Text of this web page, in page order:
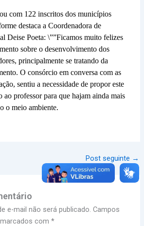
com 122 inscritos dos municípios
destaca a Coordenadora de
Deise Poeta: \””Ficamos muito felizes
sobre o desenvolvimento dos
principalmente se tratando da
O consórcio em conversa com as
sentiu a necessidade de propor este
ao professor para que hajam ainda mais
o meio ambiente.
Post seguinte →
e-mail não será publicado. Campos
com*